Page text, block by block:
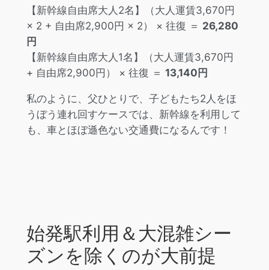
【新幹線自由席大人2名】（大人運賃3,670円
× 2 + 自由席2,900円 × 2） × 往復 ＝ 26,280
円
【新幹線自由席大人1名】（大人運賃3,670円
+ 自由席2,900円） × 往復 ＝ 13,140円
私のように、父ひとりで、子どもたち2人をほ
うぼう連れ回すケースでは、新幹線を利用して
も、車とほぼ遜色ない交通費になるんです！
始発駅利用＆大混雑シー
ズンを除くのが大前提